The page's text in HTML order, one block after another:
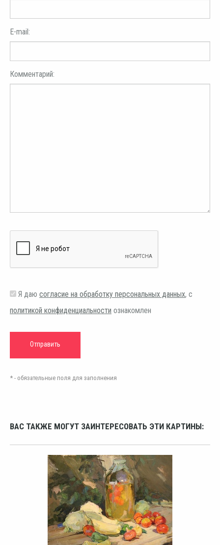
E-mail:
Комментарий:
Я даю согласие на обработку персональных данных, с
политикой конфиденциальности ознакомлен
* - обязательные поля для заполнения
ВАС ТАКЖЕ МОГУТ ЗАИНТЕРЕСОВАТЬ ЭТИ КАРТИНЫ: